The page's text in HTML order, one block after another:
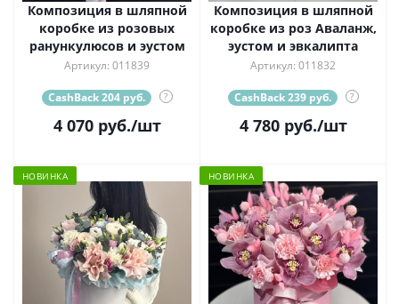
Композиция в шляпной
коробке из розовых
ранункулюсов и эустом
Артикул: 011839
CashBack 204 руб. ?
4 070руб./шт
Композиция в шляпной
коробке из роз Аваланж,
эустом и эвкалипта
Артикул: 011832
CashBack 239 руб. ?
4 780руб./шт
НОВИНКА НОВИНКА